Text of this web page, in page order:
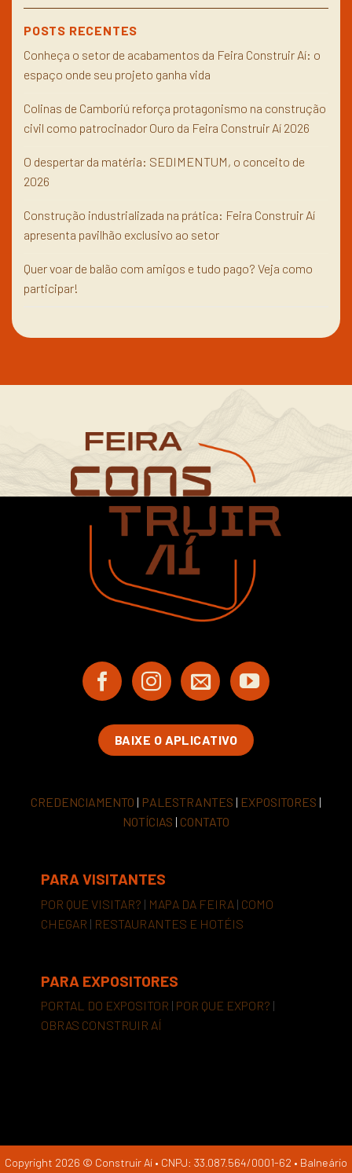
POSTS RECENTES
Conheça o setor de acabamentos da Feira Construir Aí: o
espaço onde seu projeto ganha vida
Colinas de Camboriú reforça protagonismo na construção
civil como patrocinador Ouro da Feira Construir Aí 2026
O despertar da matéria: SEDIMENTUM, o conceito de
2026
Construção industrializada na prática: Feira Construir Aí
apresenta pavilhão exclusivo ao setor
Quer voar de balão com amigos e tudo pago? Veja como
participar!
BAIXE O APLICATIVO
CREDENCIAMENTO | PALESTRANTES | EXPOSITORES |
NOTÍCIAS | CONTATO
PARA VISITANTES
POR QUE VISITAR? | MAPA DA FEIRA | COMO
CHEGAR | RESTAURANTES E HOTÉIS
PARA EXPOSITORES
PORTAL DO EXPOSITOR | POR QUE EXPOR? |
OBRAS CONSTRUIR AÍ
Copyright 2026 © Construir Aí • CNPJ: 33.087.564/0001-62 • Balneário